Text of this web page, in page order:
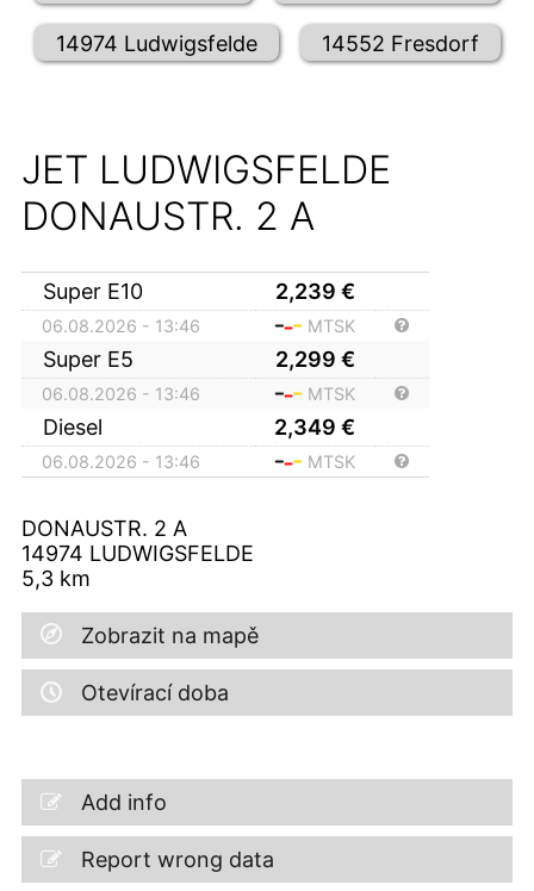
14974 Ludwigsfelde 14552 Fresdorf
JET LUDWIGSFELDE
DONAUSTR. 2 A
Super E10 2,239 €
06.08.2026 - 13:46 MTSK
Super E5 2,299 €
06.08.2026 - 13:46 MTSK
Diesel 2,349 €
06.08.2026 - 13:46 MTSK
DONAUSTR. 2 A
14974 LUDWIGSFELDE
5,3 km
Zobrazit na mapě
Otevírací doba
Add info
Report wrong data